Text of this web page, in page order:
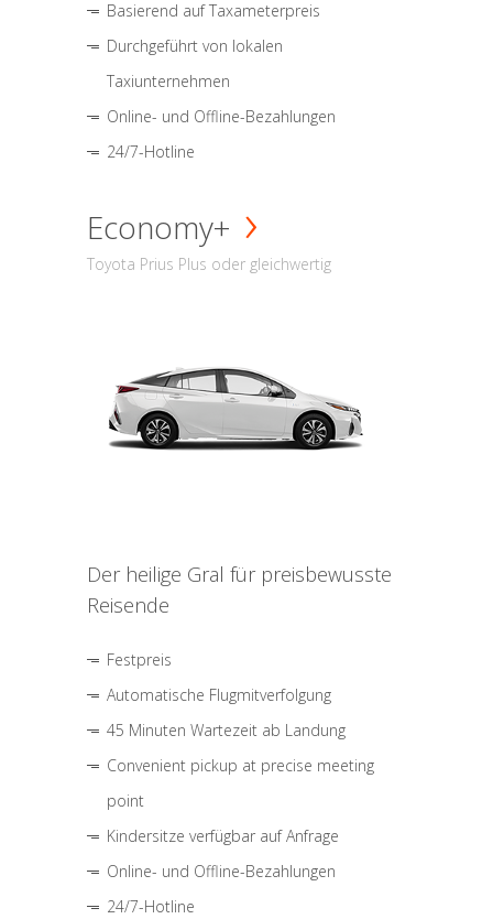
Basierend auf Taxameterpreis
Durchgeführt von lokalen
Taxiunternehmen
Online- und Offline-Bezahlungen
24/7-Hotline
Economy+
Toyota Prius Plus oder gleichwertig
Der heilige Gral für preisbewusste
Reisende
Festpreis
Automatische Flugmitverfolgung
45 Minuten Wartezeit ab Landung
Convenient pickup at precise meeting
point
Kindersitze verfügbar auf Anfrage
Online- und Offline-Bezahlungen
24/7-Hotline